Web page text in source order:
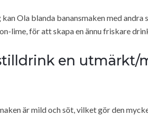
Ola blanda banansmaken med andra
lime, för att skapa en ännu friskare
en utmärkt/
är mild och söt, vilket gör den